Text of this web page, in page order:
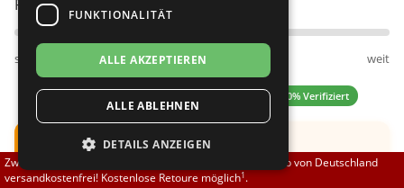
Rumpf
SoDanca
TopTanz
Passt am besten bei Fußweite:
schmal normal weit
5.00 (2 Bewertungen) ✓ 100% Verifiziert
Hinweis: Schuh fällt groß aus.
Empfehlung: Einehalbe UKNummer kleiner
Zwischen 70,00 EUR und 800,00 EUR liefern wir innerhalb von Deutschland
versandkostenfrei! Kostenlose Retoure möglich1.
FUNKTIONALITÄT
ALLE AKZEPTIEREN
ALLE ABLEHNEN
DETAILS ANZEIGEN